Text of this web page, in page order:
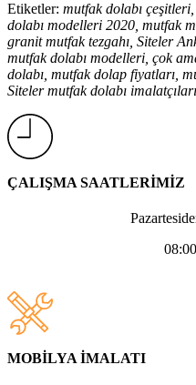
Etiketler: mutfak dolabı
dolabı modelleri 2020, mutfak
granit mutfak tezgahı, Siteler
mutfak dolabı modelleri, çok
dolabı, mutfak dolap fiyatları,
Siteler mutfak dolabı
ÇALIŞMA SAATLERİMİZ
MOBİLYA İMALATI